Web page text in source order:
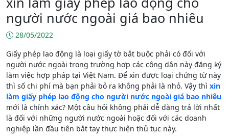
người nước ngoài giá bao nhiêu
28/05/2022
Giấy phép lao động là loại giấy tờ bắt buộc phải có đối với
người nước ngoài trong trường hợp các công dân này đăng ký
làm việc hợp pháp tại Việt Nam. Để xin được loại chứng từ này
thì số chi phí mà bạn phải bỏ ra không phải là nhỏ. Vậy thì xin
làm giấy phép lao động cho người nước ngoài giá bao nhiêu
mới là chính xác? Một câu hỏi không phải dễ dàng trả lời nhất
là đối với những người nước ngoài hoặc đối với các doanh
nghiệp lần đầu tiên bắt tay thực hiện thủ tục này.